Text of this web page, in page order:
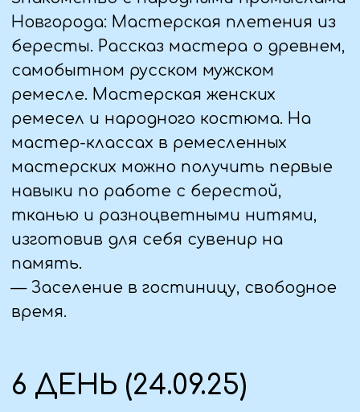
— Прибытие в Алчевск (Брянку,
вечеру.
8 ДЕНЬ (26.09.25)
построенными для защиты
пограничных рубежей Земли
Псковской.
— Отправление домой.
Памятка
понадобиться во время
путешествия (салфетки,
Что Вам может
понадобиться в